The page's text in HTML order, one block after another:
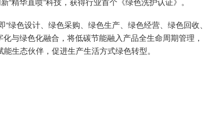
绿色设计、绿色采购、绿色生产、绿色经营、绿色回收、
与绿色化融合，将低碳节能融入产品全生命周期管理，
生态伙伴，促进生产生活方式绿色转型。